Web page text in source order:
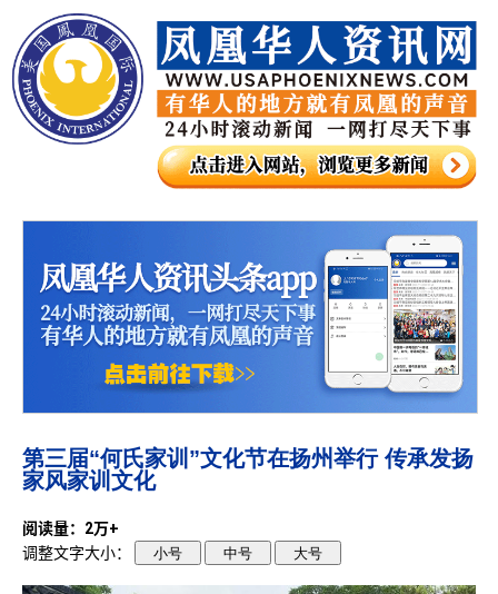
第三届“何氏家训”文化节在扬州举行 传承发扬
家风家训文化
阅读量：2万+
调整文字大小：
小号 中号 大号